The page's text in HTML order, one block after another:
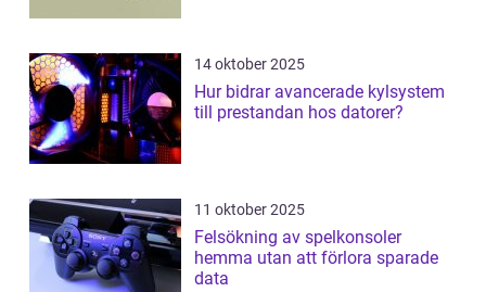
14 oktober 2025
Hur bidrar avancerade kylsystem
till prestandan hos datorer?
11 oktober 2025
Felsökning av spelkonsoler
hemma utan att förlora sparade
data